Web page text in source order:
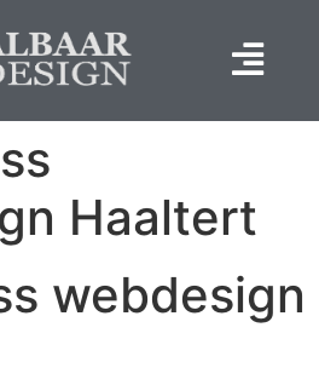
Haaltert
webdesign